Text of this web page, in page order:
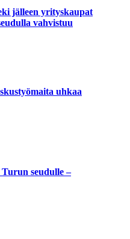
jälleen yrityskaupat
vahvistuu
uhkaa
seudulle –